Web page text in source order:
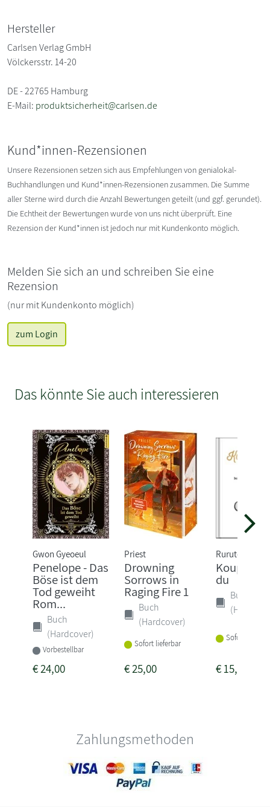
Hersteller
Carlsen Verlag GmbH
Völckersstr. 14-20
DE - 22765 Hamburg
E-Mail: produktsicherheit@carlsen.de
Kund*innen-Rezensionen
Unsere Rezensionen setzen sich aus Empfehlungen von genialokal-
Buchhandlungen und Kund*innen-Rezensionen zusammen. Die Summe
aller Sterne wird durch die Anzahl Bewertungen geteilt (und ggf. gerundet).
Die Echtheit der Bewertungen wurde von uns nicht überprüft. Eine
Rezension der Kund*innen ist jedoch nur mit Kundenkonto möglich.
Melden Sie sich an und schreiben Sie eine
Rezension
(nur mit Kundenkonto möglich)
zum Login
Das könnte Sie auch interessieren
Gwon Gyeoeul
Penelope - Das
Böse ist dem
Tod geweiht
Rom...
Buch
(Hardcover)
Vorbestellbar
€24,00
Priest
Drowning
Sorrows in
Raging Fire 1
Buch
(Hardcover)
Sofort lieferbar
€25,00
Rurutea
Koupen-
du
Buch
Sofort
€15,00
Zahlungsmethoden